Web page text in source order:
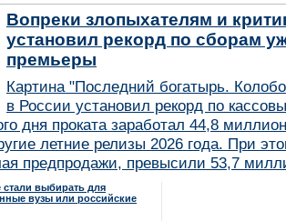
Вопреки злопыхателям и
установил рекорд по сборам
премьеры
Картина "Последний богатырь.
в России установил рекорд по
дня проката заработал 44,8
летние релизы 2026 года. При
предпродажи, превысили 53,7
выбирать для
вузы или российские